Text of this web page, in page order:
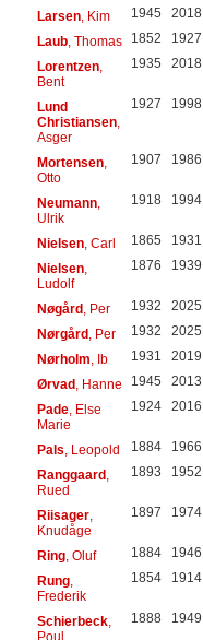
Larsen, Kim 1945 2018
Laub, Thomas 1852 1927
Lorentzen,
Bent
1935 2018
Lund
Christiansen,
Asger
1927 1998
Mortensen,
Otto
1907 1986
Neumann,
Ulrik
1918 1994
Nielsen, Carl 1865 1931
Nielsen,
Ludolf
1876 1939
Nøgård, Per 1932 2025
Nørgård, Per 1932 2025
Nørholm , Ib 1931 2019
Ørvad, Hanne 1945 2013
Pade, Else
Marie
1924 2016
Pals , Leopold 1884 1966
Ranggaard,
Rued
1893 1952
Riisager,
Knudåge
1897 1974
Ring, Oluf 1884 1946
Rung,
Frederik
1854 1914
Schierbeck,
Poul
1888 1949